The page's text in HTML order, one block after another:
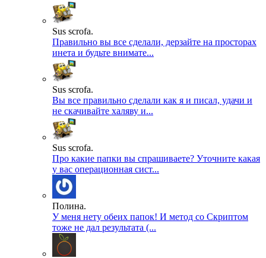
Sus scrofa.
Правильно вы все сделали, дерзайте на просторах
инета и будьте внимате...
Sus scrofa.
Вы все правильно сделали как я и писал, удачи и
не скачивайте халяву и...
Sus scrofa.
Про какие папки вы спрашиваете? Уточните какая
у вас операционная сист...
Полина.
У меня нету обеих папок! И метод со Скриптом
тоже не дал результата (...